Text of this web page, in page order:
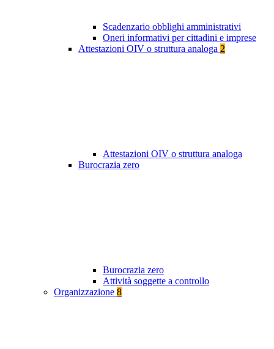
Scadenzario obblighi amministrativi
Oneri informativi per cittadini e imprese
Attestazioni OIV o struttura analoga 2
Attestazioni OIV o struttura analoga
Burocrazia zero
Burocrazia zero
Attività soggette a controllo
Organizzazione 8